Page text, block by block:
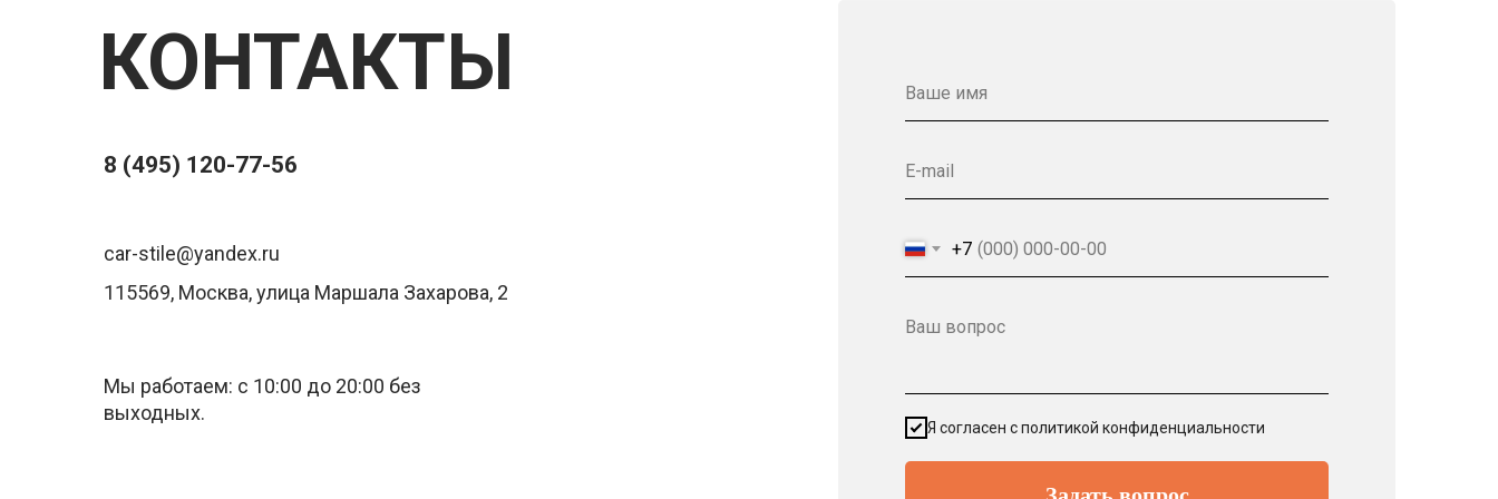
КОНТАКТЫ Ваше имя
E-mail
+7
Ваш вопрос
Я согласен с политикой конфиденциальности
8 (495) 120-77-56
car-stile@yandex.ru
115569, Москва, улица Маршала Захарова, 2
Мы работаем: с 10:00 до 20:00 без
выходных.